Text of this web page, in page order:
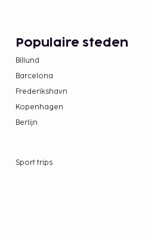
Populaire steden
Billund
Barcelona
Frederikshavn
Kopenhagen
Berlijn
Sport trips